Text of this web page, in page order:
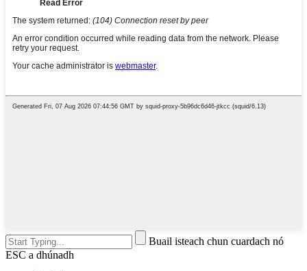
Buail isteach chun cuardach nó
ESC a dhúnadh